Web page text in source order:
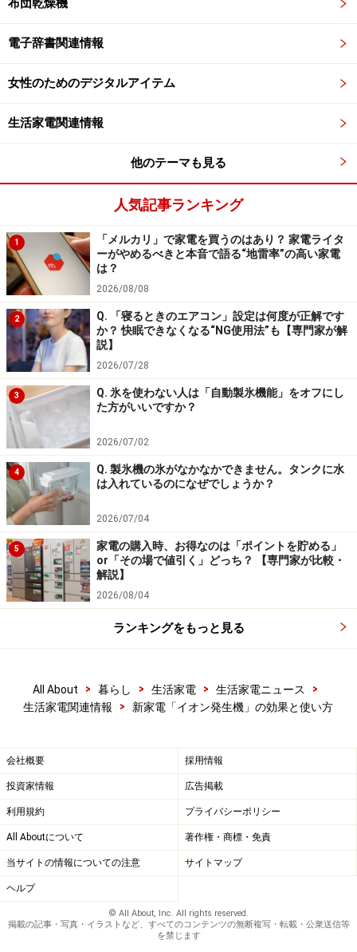
布団乾燥機
電子辞書関連情報
女性のためのデジタルアイテム
生活家電関連情報
他のテーマも見る
人気記事ランキング
1
「メルカリ」で家電を買うのはあり？ 家電ライタ
ーがやめるべきと本音で語る“地雷率”の高い家電
は？
2026/08/08
2
Q. 「寝るときのエアコン」設定は何度が正解です
か？ 快眠できなくなる“NG使用法”も【専門家が解
説】
2026/07/28
3
Q. 氷を使わない人は「自動製氷機能」をオフにし
た方がいいですか？
2026/07/02
4
Q. 製氷機の氷がなかなかできません。タンクに水
は入れているのになぜでしょうか？
2026/07/04
5
家電の購入時、お得なのは「ポイントを貯める」
or「その場で値引く」どっち？ 【専門家が比較・
解説】
2026/08/04
ランキングをもっと見る
All About > 暮らし > 生活家電 > 生活家電ニュース
>
生活家電関連情報
> 新家電「イオン発生機」の効果と使い方
会社概要 採用情報
投資家情報 広告掲載
利用規約 プライバシーポリシー
All Aboutについて 著作権・商標・免責
当サイトの情報についての注意 サイトマップ
ヘルプ
© All About, Inc. All rights reserved.
掲載の記事・写真・イラストなど、すべてのコンテンツの無断複写・転載・公衆送信等
を禁じます